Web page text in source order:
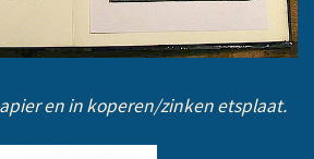
en in koperen/zinken etsplaat.